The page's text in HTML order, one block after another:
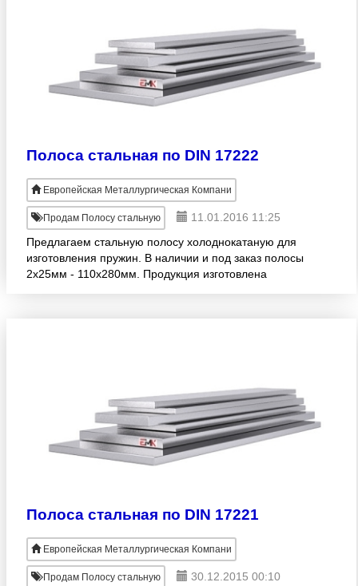
Полоса стальная по DIN 17222
Европейская Металлургическая Компани
Продам Полосу стальную
11.01.2016 11:25
Предлагаем стальную полосу холоднокатаную для
изготовления пружин. В наличии и под заказ полосы
2х25мм - 110х280мм. Продукция изготовлена
Полоса стальная по DIN 17221
Европейская Металлургическая Компани
Продам Полосу стальную
30.12.2015 00:10